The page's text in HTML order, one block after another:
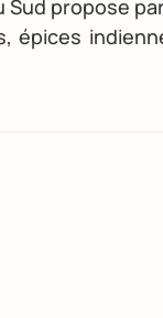
Sud propose
épices